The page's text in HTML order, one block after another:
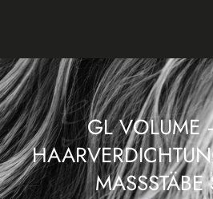
Great
GL VOLUME
MASSSTÄBE